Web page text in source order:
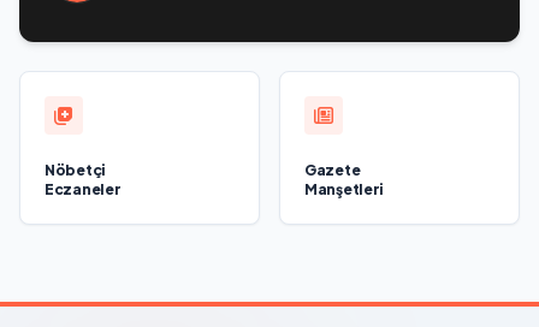
Nöbetçi
Eczaneler
Gazete
Manşetleri